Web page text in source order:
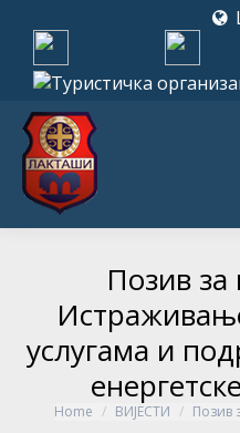
Позив за
услугама и
You are here:
Home ВИЈЕСТИ Позив